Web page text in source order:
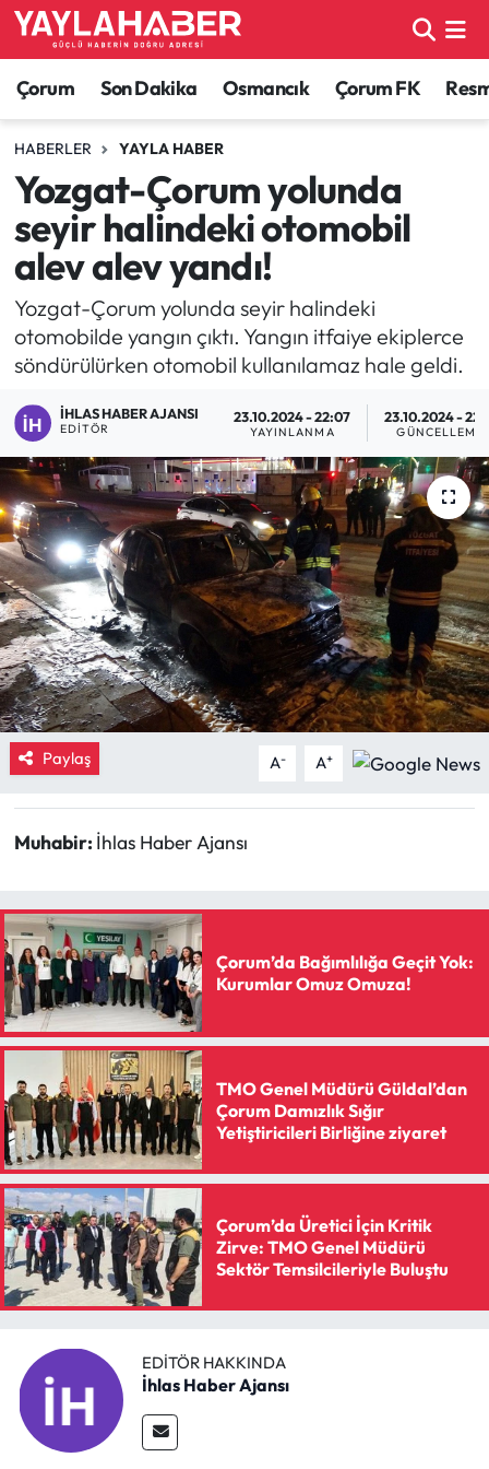
Çorum Son Dakika Osmancık Çorum FK
HABERLER YAYLA HABER
Yozgat-Çorum yolunda
seyir halindeki otomobil
alev alev yandı!
Yozgat-Çorum yolunda seyir halindeki
otomobilde yangın çıktı. Yangın itfaiye ekiplerce
söndürülürken otomobil kullanılamaz hale geldi.
İHLAS HABER AJANSI
EDITÖR
23.10.2024 - 22:07
YAYINLANMA
23.10.2024 -
GÜNCELLEME
Paylaş A- A+
Muhabir: İhlas Haber Ajansı
Çorum’da Bağımlılığa Geçit Yok:
Kurumlar Omuz Omuza!
TMO Genel Müdürü Güldal’dan
Çorum Damızlık Sığır
Yetiştiricileri Birliğine ziyaret
Çorum’da Üretici İçin Kritik
Zirve: TMO Genel Müdürü
Sektör Temsilcileriyle Buluştu
EDITÖR HAKKINDA
İhlas Haber Ajansı
Alaca Haberleri
Bayat Haberleri
Bilgi - Keşfet Haberleri
Bilim ve Teknoloji
Boğazkale Haberleri
Çorum Haberleri
Çorum Son Dakika Haberleri
Dodurga Haberleri
Eğitim
Ekonomi
Güncel
İskilip Haberleri
Kargı Haberleri
Kimdir?
Laçin Haberleri
Magazin
Mecitözü Haberleri
Oğuzlar Haberleri
Ortaköy Haberleri
Osmancık Haberleri
Otomotiv
Resmi İlan
Resmi Reklam
Sağlık
Çorum Nöbetçi Eczaneler
Çorum Hava Durumu
Çorum Namaz Vakitleri
Çorum Trafik Yoğunluk Haritası
TFF 1.Lig Puan Durumu ve Fikstür
Tüm Manşetler
Son Dakika Haberleri
Haber Arşivi